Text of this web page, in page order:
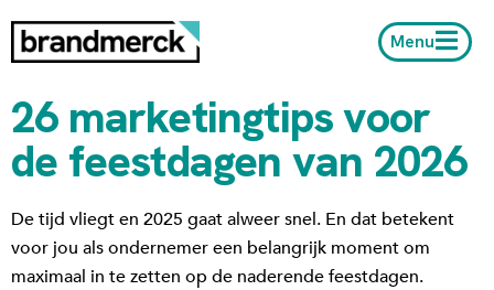
Menu
26 marketingtips voor
de feestdagen van 2026
De tijd vliegt en 2025 gaat alweer snel. En dat betekent
voor jou als ondernemer een belangrijk moment om
maximaal in te zetten op de naderende feestdagen.